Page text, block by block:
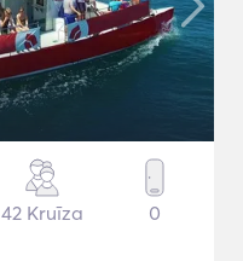
42 Kruīza 0